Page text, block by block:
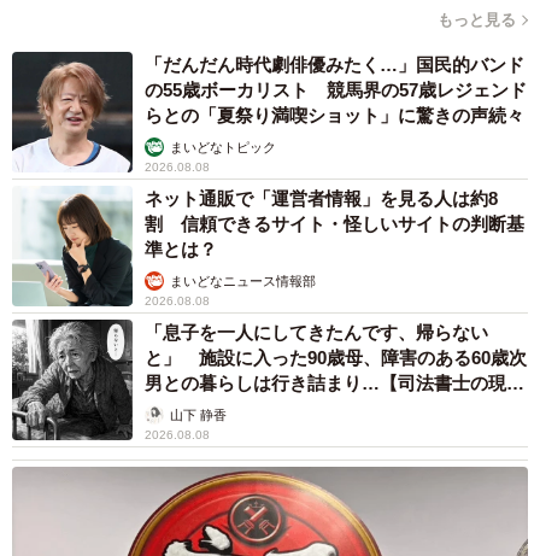
4/4
濃い抹茶に溶かした結果、、、（提供：メル子さん）
もっと見る
「だんだん時代劇俳優みたく…」国民的バンド
の55歳ボーカリスト 競馬界の57歳レジェンド
らとの「夏祭り満喫ショット」に驚きの声続々
まいどなトピック
2026.08.08
ネット通販で「運営者情報」を見る人は約8
割 信頼できるサイト・怪しいサイトの判断基
準とは？
まいどなニュース情報部
2026.08.08
「息子を一人にしてきたんです、帰らない
と」 施設に入った90歳母、障害のある60歳次
男との暮らしは行き詰まり…【司法書士の現場
から】山下 静香
2026.08.08